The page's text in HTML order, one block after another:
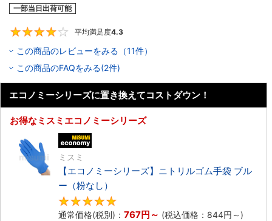
一部当日出荷可能
平均満足度4.3
この商品のレビューをみる（11件）
この商品のFAQをみる(2件)
エコノミーシリーズに置き換えてコストダウン！
お得なミスミエコノミーシリーズ
ミスミ
【エコノミーシリーズ】ニトリルゴム手袋 ブル
ー（粉なし）
通常価格(税別)： 767円 ～ (税込価格： 844円 ～)